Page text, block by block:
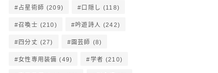
占星術師 (209) 口隠し (118)
召喚士 (210) 吟遊詩人 (242)
四分丈 (27) 園芸師 (8)
女性専用装備 (49) 学者 (210)